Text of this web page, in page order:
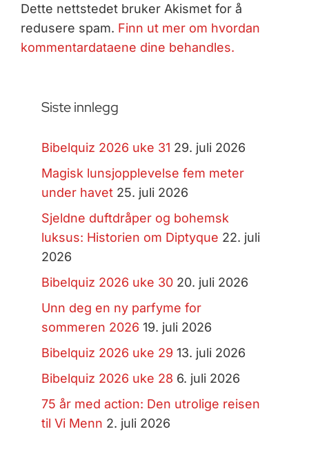
Dette nettstedet bruker Akismet for å
redusere spam. Finn ut mer om hvordan
kommentardataene dine behandles.
Siste innlegg
Bibelquiz 2026 uke 31 29. juli 2026
Magisk lunsjopplevelse fem meter
under havet 25. juli 2026
Sjeldne duftdråper og bohemsk
luksus: Historien om Diptyque 22. juli
2026
Bibelquiz 2026 uke 30 20. juli 2026
Unn deg en ny parfyme for
sommeren 2026 19. juli 2026
Bibelquiz 2026 uke 29 13. juli 2026
Bibelquiz 2026 uke 28 6. juli 2026
75 år med action: Den utrolige reisen
til Vi Menn 2. juli 2026